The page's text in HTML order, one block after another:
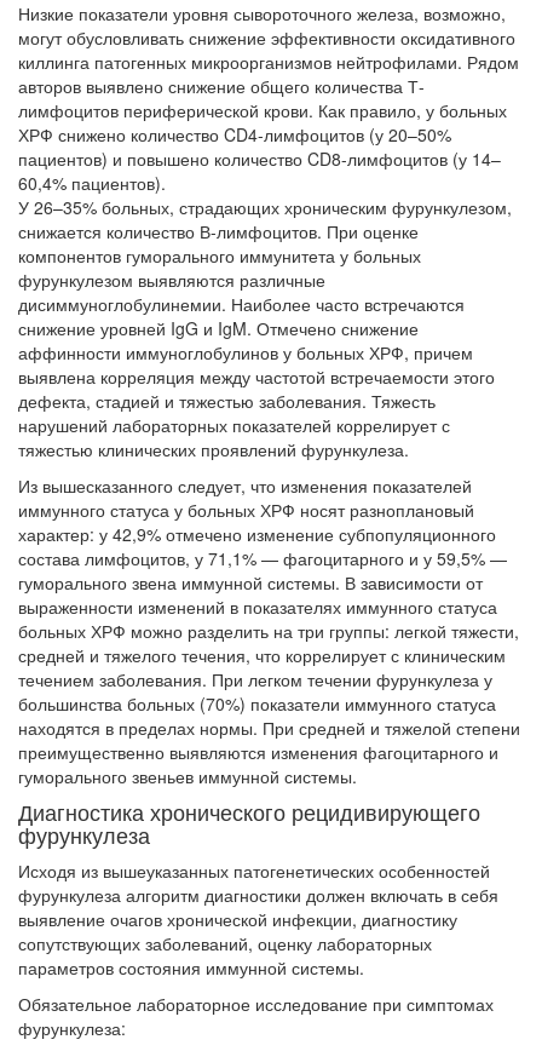
Низкие показатели уровня сывороточного железа, возможно,
могут обусловливать снижение эффективности оксидативного
киллинга патогенных микроорганизмов нейтрофилами. Рядом
авторов выявлено снижение общего количества Т-
лимфоцитов периферической крови. Как правило, у больных
ХРФ снижено количество CD4-лимфоцитов (у 20–50%
пациентов) и повышено количество CD8-лимфоцитов (у 14–
60,4% пациентов).
У 26–35% больных, страдающих хроническим фурункулезом,
снижается количество В-лимфоцитов. При оценке
компонентов гуморального иммунитета у больных
фурункулезом выявляются различные
дисиммуноглобулинемии. Наиболее часто встречаются
снижение уровней IgG и IgM. Отмечено снижение
аффинности иммуноглобулинов у больных ХРФ, причем
выявлена корреляция между частотой встречаемости этого
дефекта, стадией и тяжестью заболевания. Тяжесть
нарушений лабораторных показателей коррелирует с
тяжестью клинических проявлений фурункулеза.
Из вышесказанного следует, что изменения показателей
иммунного статуса у больных ХРФ носят разноплановый
характер: у 42,9% отмечено изменение субпопуляционного
состава лимфоцитов, у 71,1% — фагоцитарного и у 59,5% —
гуморального звена иммунной системы. В зависимости от
выраженности изменений в показателях иммунного статуса
больных ХРФ можно разделить на три группы: легкой тяжести,
средней и тяжелого течения, что коррелирует с клиническим
течением заболевания. При легком течении фурункулеза у
большинства больных (70%) показатели иммунного статуса
находятся в пределах нормы. При средней и тяжелой степени
преимущественно выявляются изменения фагоцитарного и
гуморального звеньев иммунной системы.
Диагностика хронического рецидивирующего
фурункулеза
Исходя из вышеуказанных патогенетических особенностей
фурункулеза алгоритм диагностики должен включать в себя
выявление очагов хронической инфекции, диагностику
сопутствующих заболеваний, оценку лабораторных
параметров состояния иммунной системы.
Обязательное лабораторное исследование при симптомах
фурункулеза: